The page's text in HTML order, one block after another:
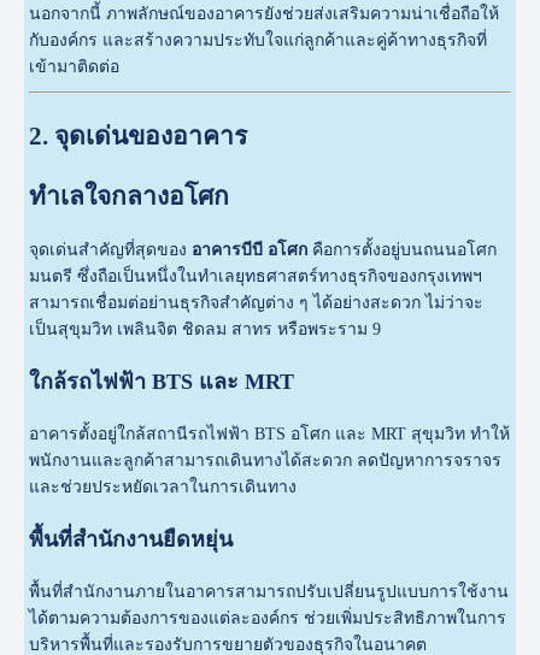
นอกจากนี้ ภาพลักษณ์ของอาคารยังช่วยส่งเสริมความน่าเชื่อถือให้
กับองค์กร และสร้างความประทับใจแก่ลูกค้าและคู่ค้าทางธุรกิจที่
เข้ามาติดต่อ
2. จุดเด่นของอาคาร
ทำเลใจกลางอโศก
จุดเด่นสำคัญที่สุดของ อาคารบีบี อโศก คือการตั้งอยู่บนถนนอโศก
มนตรี ซึ่งถือเป็นหนึ่งในทำเลยุทธศาสตร์ทางธุรกิจของกรุงเทพฯ
สามารถเชื่อมต่อย่านธุรกิจสำคัญต่าง ๆ ได้อย่างสะดวก ไม่ว่าจะ
เป็นสุขุมวิท เพลินจิต ชิดลม สาทร หรือพระราม 9
ใกล้รถไฟฟ้า BTS และ MRT
อาคารตั้งอยู่ใกล้สถานีรถไฟฟ้า BTS อโศก และ MRT สุขุมวิท ทำให้
พนักงานและลูกค้าสามารถเดินทางได้สะดวก ลดปัญหาการจราจร
และช่วยประหยัดเวลาในการเดินทาง
พื้นที่สำนักงานยืดหยุ่น
พื้นที่สำนักงานภายในอาคารสามารถปรับเปลี่ยนรูปแบบการใช้งาน
ได้ตามความต้องการของแต่ละองค์กร ช่วยเพิ่มประสิทธิภาพในการ
บริหารพื้นที่และรองรับการขยายตัวของธุรกิจในอนาคต